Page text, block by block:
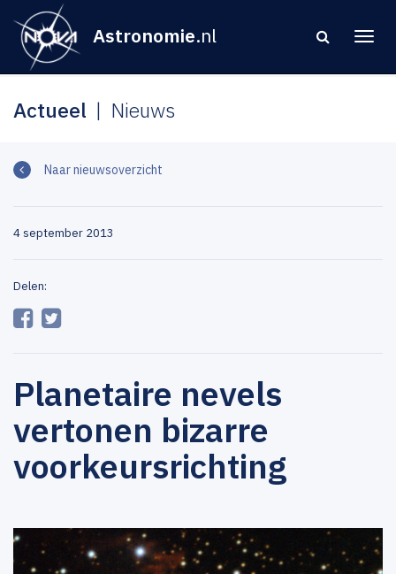
Astronomie.nl
Actueel Nieuws
Naar nieuwsoverzicht
4 september 2013
Delen:
Planetaire nevels
vertonen bizarre
voorkeursrichting